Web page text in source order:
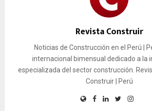
Revista Construir
Noticias de Construcción en el Perú |
internacional bimensual dedicado a la
especializada del sector construcción.
Construir | Perú